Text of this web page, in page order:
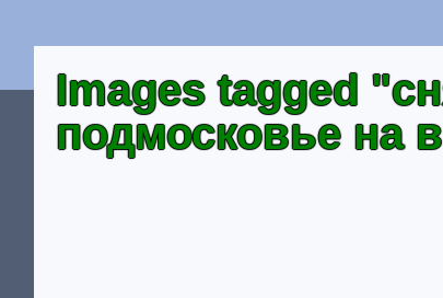
Images tagged
подмосковье на